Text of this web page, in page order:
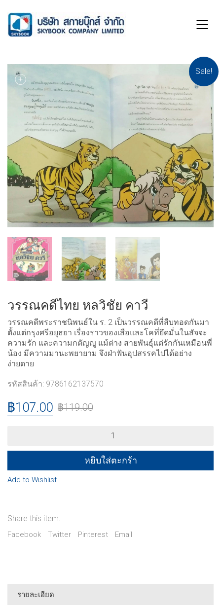
Sale!
วรรณคดีไทย หลวิชัย คาวี
วรรณคดีพระราชนิพนธ์ใน ร. 2 เป็นวรรณคดีที่สืบทอดกันมา
ตั้งแต่กรุงศรีอยุธยา เรื่องราวของเสือและโคที่ยึดมั่นในสัจจะ
ความรัก และความกตัญญู แม้ต่าง สายพันธุ์แต่รักกันเหมือนพี่
น้อง มีความมานะพยายาม จึงฝ่าฟันอุปสรรคไปได้อย่าง
ง่ายดาย
รหัสสินค้า: 9786162137570
฿119.00
฿107.00
หล
quantity
หยิบใส่ตะกร้า
Add to Wishlist
Share this item:
Facebook Twitter Pinterest Email
รายละเอียด